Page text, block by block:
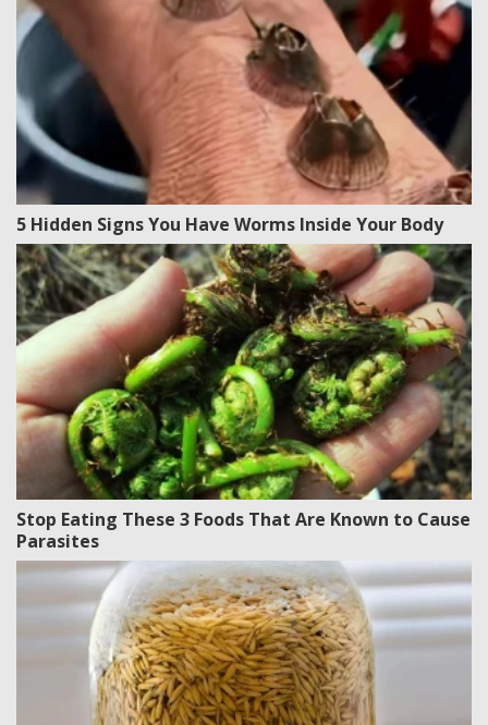
5 Hidden Signs You Have Worms Inside Your Body
Stop Eating These 3 Foods That Are Known to Cause
Parasites